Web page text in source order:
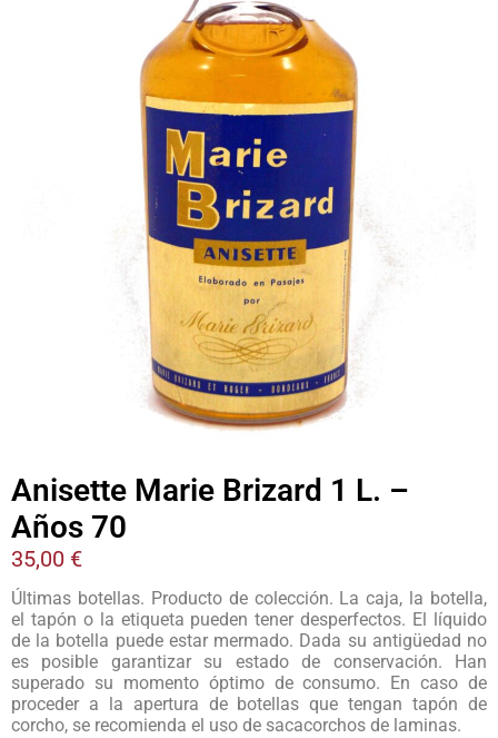
Anisette Marie Brizard 1 L. –
Años 70
35,00 €
Últimas botellas. Producto de colección. La caja, la botella,
el tapón o la etiqueta pueden tener desperfectos. El líquido
de la botella puede estar mermado. Dada su antigüedad no
es posible garantizar su estado de conservación. Han
superado su momento óptimo de consumo. En caso de
proceder a la apertura de botellas que tengan tapón de
corcho, se recomienda el uso de sacacorchos de laminas.